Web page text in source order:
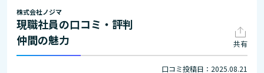
株式会社ノジマ
現職社員の口コミ・評判
仲間の魅力
共有
口コミ投稿日：2025.08.21